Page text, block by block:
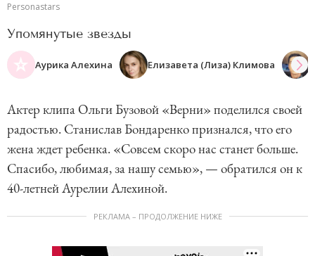
Personastars
Упомянутые звезды
Аурика Алехина Елизавета (Лиза) Климова
Актер клипа Ольги Бузовой «Верни» поделился своей
радостью. Станислав Бондаренко признался, что его
жена ждет ребенка. «Совсем скоро нас станет больше.
Спасибо, любимая, за нашу семью», — обратился он к
40-летней Аурелии Алехиной.
РЕКЛАМА – ПРОДОЛЖЕНИЕ НИЖЕ